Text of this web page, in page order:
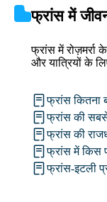
फ्रांस में
फ्रांस में रोज़मर्रा
और यात्रियों के
फ्रांस कितना
फ्रांस की सबसे
फ्रांस की
फ्रांस में किस
फ्रांस-इटली